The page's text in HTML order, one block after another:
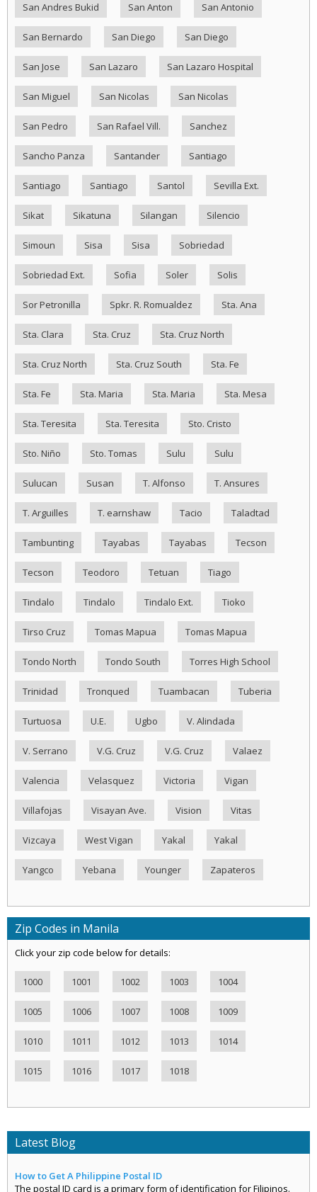
San Andres Bukid San Anton San Antonio
San Bernardo San Diego San Diego
San Jose San Lazaro San Lazaro Hospital
San Miguel San Nicolas San Nicolas
San Pedro San Rafael Vill. Sanchez
Sancho Panza Santander Santiago
Santiago Santiago Santol Sevilla Ext.
Sikat Sikatuna Silangan Silencio
Simoun Sisa Sisa Sobriedad
Sobriedad Ext. Sofia Soler Solis
Sor Petronilla Spkr. R. Romualdez Sta. Ana
Sta. Clara Sta. Cruz Sta. Cruz North
Sta. Cruz North Sta. Cruz South Sta. Fe
Sta. Fe Sta. Maria Sta. Maria Sta. Mesa
Sta. Teresita Sta. Teresita Sto. Cristo
Sto. Niño Sto. Tomas Sulu Sulu
Sulucan Susan T. Alfonso T. Ansures
T. Arguilles T. earnshaw Tacio Taladtad
Tambunting Tayabas Tayabas Tecson
Tecson Teodoro Tetuan Tiago
Tindalo Tindalo Tindalo Ext. Tioko
Tirso Cruz Tomas Mapua Tomas Mapua
Tondo North Tondo South Torres High School
Trinidad Tronqued Tuambacan Tuberia
Turtuosa U.E. Ugbo V. Alindada
V. Serrano V.G. Cruz V.G. Cruz Valaez
Valencia Velasquez Victoria Vigan
Villafojas Visayan Ave. Vision Vitas
Vizcaya West Vigan Yakal Yakal
Yangco Yebana Younger Zapateros
Zip Codes in Manila
Click your zip code below for details:
1000 1001 1002 1003 1004
1005 1006 1007 1008 1009
1010 1011 1012 1013 1014
1015 1016 1017 1018
Latest Blog
How to Get A Philippine Postal ID
The postal ID card is a primary form of identification for Filipinos.